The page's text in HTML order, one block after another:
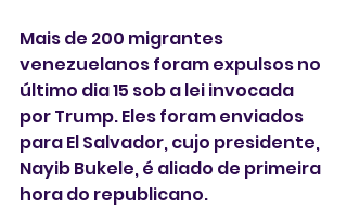
Mais de 200 migrantes
venezuelanos foram expulsos no
último dia 15 sob a lei invocada
por Trump. Eles foram enviados
para El Salvador, cujo presidente,
Nayib Bukele, é aliado de primeira
hora do republicano.